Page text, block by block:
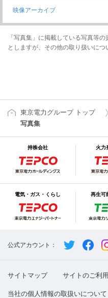
映像アーカイブ
「写真集」に掲載している写真等
としますが、その他の取り扱いにつ
東京電力グループ トップ
写真集
持株会社 火力
電気・ガス・くらし 再生可
公式アカウント：
サイトマップ サイトのご利
当社の個人情報の取扱いについて